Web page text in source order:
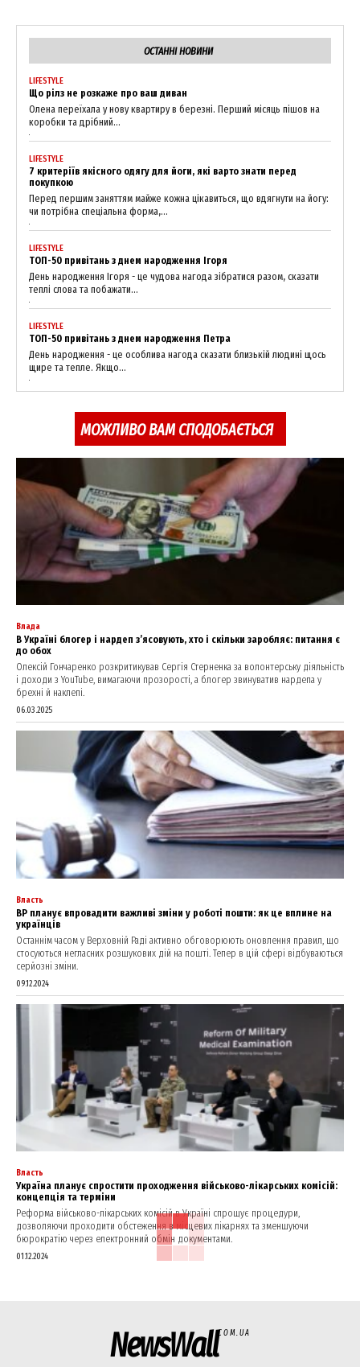
News Week
Magazine PRO
SUBSCRIBE NOW
Company
Contact us
ОСТАННІ НОВИНИ
LIFESTYLE
Що рілз не розкаже про ваш диван
Олена переїхала у нову квартиру в березні. Перший місяць пішов на
коробки та дрібний...
LIFESTYLE
7 критеріїв якісного одягу для йоги, які варто знати перед
покупкою
Перед першим заняттям майже кожна цікавиться, що вдягнути на йогу:
чи потрібна спеціальна форма,...
LIFESTYLE
ТОП-50 привітань з днем народження Ігоря
День народження Ігоря - це чудова нагода зібратися разом, сказати
теплі слова та побажати...
LIFESTYLE
ТОП-50 привітань з днем народження Петра
День народження - це особлива нагода сказати близькій людині щось
щире та тепле. Якщо...
МОЖЛИВО ВАМ СПОДОБАЄТЬСЯ
Влада
В Україні блогер і нардеп з’ясовують, хто і скільки заробляє: питання є
до обох
Олексій Гончаренко розкритикував Сергія Стерненка за волонтерську діяльність
і доходи з YouTube, вимагаючи прозорості, а блогер звинуватив нардепа у
брехні й наклепі.
06.03.2025
Власть
ВР планує впровадити важливі зміни у роботі пошти: як це вплине на
українців
Останнім часом у Верховній Раді активно обговорюють оновлення правил, що
стосуються негласних розшукових дій на пошті. Тепер в цій сфері відбуваються
серйозні зміни.
09.12.2024
Власть
Україна планує спростити проходження військово-лікарських комісій:
концепція та терміни
Реформа військово-лікарських комісій в Україні спрощує процедури,
дозволяючи проходити обстеження в місцевих лікарнях та зменшуючи
бюрократію через електронний обмін документами.
01.12.2024
NewsWallCOM.UA